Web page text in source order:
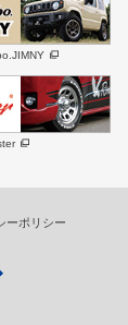
ーポリシー